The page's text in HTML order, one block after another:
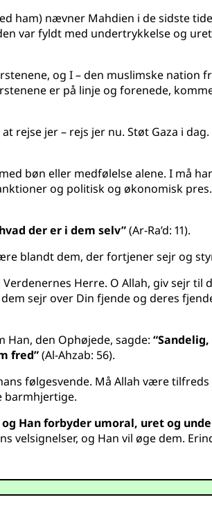
ham) nævner Mahdien i de sidste
var fyldt med undertrykkelse og
og I – den muslimske nation
er på linje og forenede,
rejse jer – rejs jer nu. Støt Gaza i
bøn eller medfølelse alene. I må
og politisk og økonomisk
der er i dem selv”(Ar-Ra’d: 11).
blandt dem, der fortjener sejr og
Herre. O Allah, giv sejr til
sejr over Din fjende og deres
Han, den Ophøjede, sagde:
fred”(Al-Ahzab: 56).
følgesvende. Må Allah være
barmhjertige.
Han forbyder umoral, uret og
velsignelser, og Han vil øge dem.